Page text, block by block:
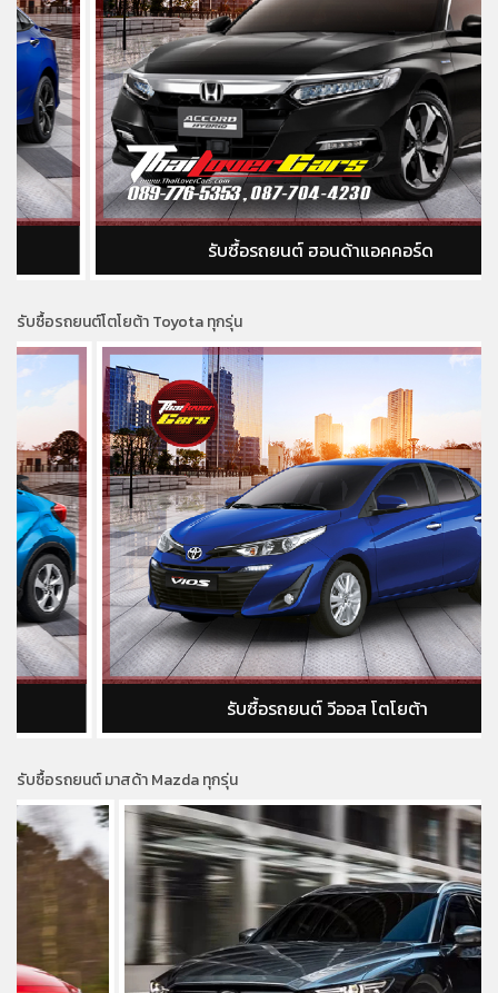
รับซื้อรถยนต์ ฮอนด้าแอคคอร์ด
รับซื้อรถยนต์โตโยต้า Toyota ทุกรุ่น
รับซื้อรถยนต์ วีออส โตโยต้า
รับซื้อรถยนต์ มาสด้า Mazda ทุกรุ่น